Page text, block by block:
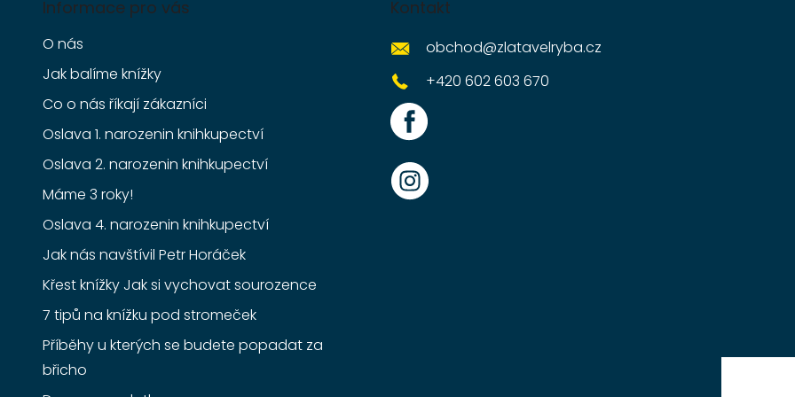
Informace pro vás
O nás
Jak balíme knížky
Co o nás říkají zákazníci
Oslava 1. narozenin knihkupectví
Oslava 2. narozenin knihkupectví
Máme 3 roky!
Oslava 4. narozenin knihkupectví
Jak nás navštívil Petr Horáček
Křest knížky Jak si vychovat sourozence
7 tipů na knížku pod stromeček
Příběhy u kterých se budete popadat za
břicho
Kontakt
obchod@zlatavelryba.cz
+420 602 603 670